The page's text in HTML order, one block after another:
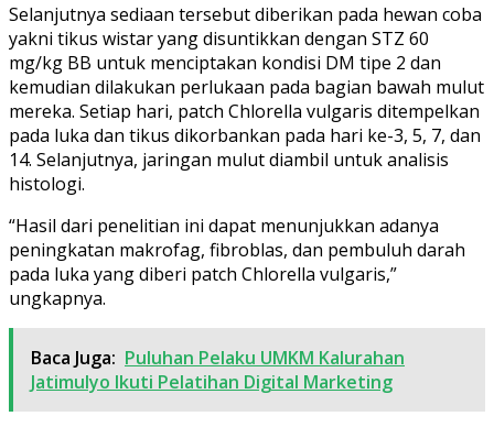
Selanjutnya sediaan tersebut diberikan pada hewan coba
yakni tikus wistar yang disuntikkan dengan STZ 60
mg/kg BB untuk menciptakan kondisi DM tipe 2 dan
kemudian dilakukan perlukaan pada bagian bawah mulut
mereka. Setiap hari, patch Chlorella vulgaris ditempelkan
pada luka dan tikus dikorbankan pada hari ke-3, 5, 7, dan
14. Selanjutnya, jaringan mulut diambil untuk analisis
histologi.
“Hasil dari penelitian ini dapat menunjukkan adanya
peningkatan makrofag, fibroblas, dan pembuluh darah
pada luka yang diberi patch Chlorella vulgaris,”
ungkapnya.
Baca Juga: Puluhan Pelaku UMKM Kalurahan
Jatimulyo Ikuti Pelatihan Digital Marketing